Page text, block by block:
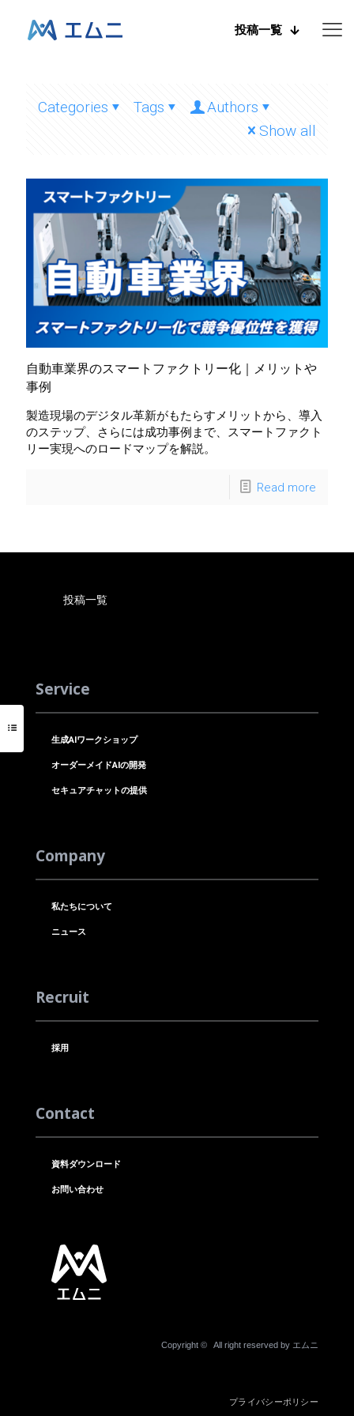
投稿一覧
Categories Tags
Authors
Show all
自動車業界のスマートファクトリー化｜メリットや
事例
製造現場のデジタル革新がもたらすメリットから、導入
のステップ、さらには成功事例まで、スマートファクト
リー実現へのロードマップを解説。
Read more
投稿一覧
Service
生成AIワークショップ
オーダーメイドAIの開発
セキュアチャットの提供
Company
私たちについて
ニュース
Recruit
採用
Contact
資料ダウンロード
お問い合わせ
Copyright © All right reserved by エムニ
プライバシーポリシー